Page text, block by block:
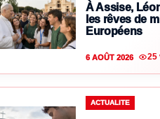
À Assise,
les rêves de
Européens
6 AOÛT 2026 25
ACTUALITE